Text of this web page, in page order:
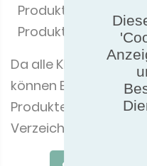
Produkt genau dem
Produktionslinie
Da alle Klimageräte
können
Verzeichnis